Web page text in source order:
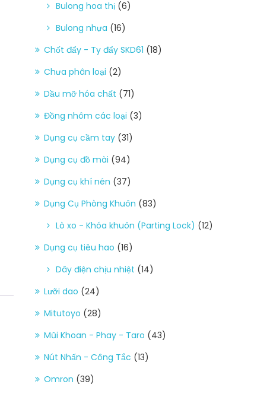
Bulong hoa thị (6)
Bulong nhựa (16)
Chốt đẩy - Ty đẩy SKD61 (18)
Chưa phân loại (2)
Dầu mỡ hóa chất (71)
Đồng nhôm các loại (3)
Dụng cụ cầm tay (31)
Dụng cụ đồ mài (94)
Dụng cụ khí nén (37)
Dụng Cụ Phòng Khuôn (83)
Lò xo - Khóa khuôn (Parting Lock) (12)
Dụng cụ tiêu hao (16)
Dây điện chịu nhiệt (14)
Lưỡi dao (24)
Mitutoyo (28)
Mũi Khoan - Phay - Taro (43)
Nút Nhấn - Công Tắc (13)
Omron (39)